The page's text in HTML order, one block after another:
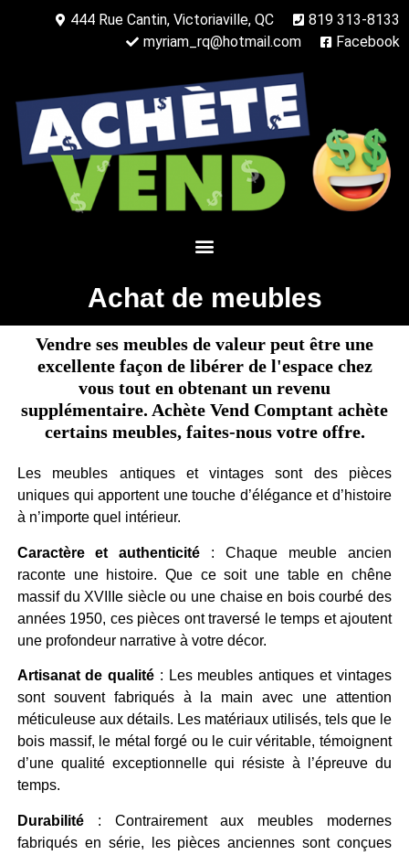
444 Rue Cantin, Victoriaville, QC
819 313-8133
myriam_rq@hotmail.com
Facebook
Achat de meubles
Vendre ses meubles de valeur peut être une
excellente façon de libérer de l'espace chez
vous tout en obtenant un revenu
supplémentaire. Achète Vend Comptant achète
certains meubles, faites-nous votre offre.
Les meubles antiques et vintages sont des pièces
uniques qui apportent une touche d’élégance et d’histoire
à n’importe quel intérieur.
Caractère et authenticité: Chaque meuble ancien
raconte une histoire. Que ce soit une table en chêne
massif du XVIIIe siècle ou une chaise en bois courbé des
années 1950, ces pièces ont traversé le temps et ajoutent
une profondeur narrative à votre décor.
Artisanat de qualité: Les meubles antiques et vintages
sont souvent fabriqués à la main avec une attention
méticuleuse aux détails. Les matériaux utilisés, tels que le
bois massif, le métal forgé ou le cuir véritable, témoignent
d’une qualité exceptionnelle qui résiste à l’épreuve du
temps.
Durabilité: Contrairement aux meubles modernes
fabriqués en série, les pièces anciennes sont conçues